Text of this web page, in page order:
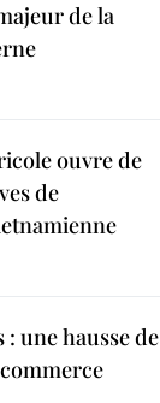
de la
ouvre de
de
: une hausse de